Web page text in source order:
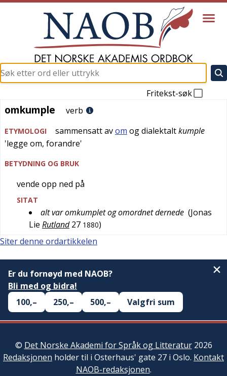
Fritekst-søk
omkumple
omkumple verb
ETYMOLOGI sammensatt avom ogdialektaltkumple
'legge om, forandre'
BETYDNING OG BRUK
vende opp ned på
SITAT
alt var omkumplet og omordnet dernede (Jonas
Lie Rutland 27 1880)
Siter denne ordartikkelen
Er du fornøyd med NAOB?
Bli med og bidra!
100,–
250,– 500,– Valgfri sum
© Det Norske Akademi for Språk og Litteratur2026
Redaksjonen holder til i Osterhaus' gate 27 i Oslo. Kontakt
NAOB-redaksjonen.